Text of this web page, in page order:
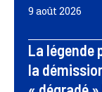
9 août 2026
La légende
la